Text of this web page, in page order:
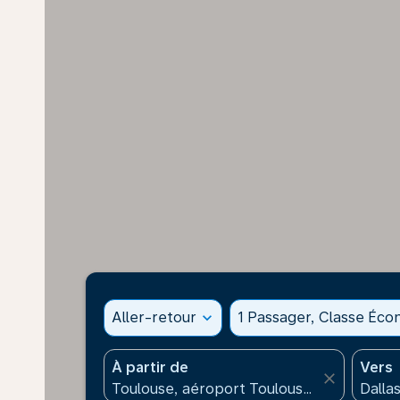
Aller-retour expand_more 1 Passager, Classe
À partir de
close
Vers